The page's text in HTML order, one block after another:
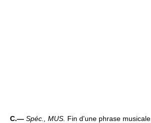
C.— Spéc., MUS. Fin d'une phrase musicale.